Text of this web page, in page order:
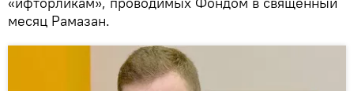
месяц Рамазан.